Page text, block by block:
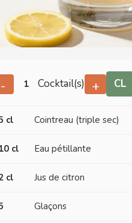
- Cocktail(s) + CL
cl Cointreau (triple sec)
cl Eau pétillante
cl Jus de citron
Glaçons